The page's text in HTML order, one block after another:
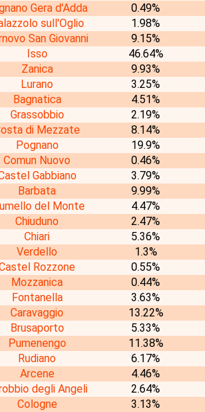
Gera d'Adda
0.49%
sull'Oglio
1.98%
San Giovanni
9.15%
Isso
46.64%
Zanica
9.93%
Lurano
3.25%
Bagnatica
4.51%
Grassobbio
2.19%
di Mezzate
8.14%
Pognano
19.9%
Comun Nuovo
0.46%
Gabbiano
3.79%
Barbata
9.99%
del Monte
4.47%
Chiuduno
2.47%
Chiari
5.36%
Verdello
1.3%
Rozzone
0.55%
Mozzanica
0.44%
Fontanella
3.63%
Caravaggio
13.22%
Brusaporto
5.33%
Pumenengo
11.38%
Rudiano
6.17%
Arcene
4.46%
degli Angeli
2.64%
Cologne
3.13%